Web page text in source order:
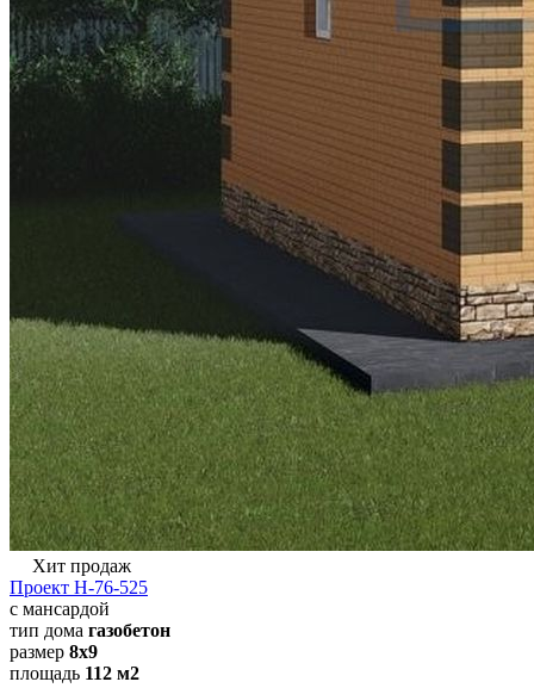
Хит продаж
Проект Н-76-525
с мансардой
тип дома газобетон
размер 8х9
площадь 112 м2